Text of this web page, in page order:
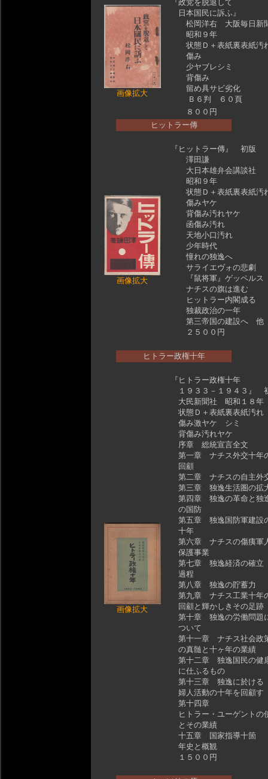
画像拡大
『政党を脱退して
日本国民に訴ふ』
松岡洋右 大阪毎日新
昭和９年
状態Ｄ＋表紙裏表紙汚
傷み
少ヤブレシミ
背傷み
留め具サビ劣化
Ｂ６判 ６０頁
８００円
ヒットラー傳
画像拡大
『ヒットラー傳』 初版
澤田謙
大日本雄弁会講談社
昭和９年
状態Ｄ＋表紙裏表紙汚
傷みヤケ
背傷み汚れヤケ
函傷み汚れ
天地小口汚れ
少年時代
憧れの独逸へ
サライエヴォの悲劇
『鼠将軍』ゲッペルス
ナチスの旗は進む
ヒットラー内閣成る
独裁政治の一年
第三帝国の建設へ 他
２５００円
ヒトラー政権十年
画像拡大
『ヒトラー政権十年
１９３３－１９４３』
大民新聞社 昭和１８年
状態Ｄ＋表紙裏表紙汚れ
傷み激ヤケ シミ
背傷み汚れヤケ
序章 総統宣言全文
第一章 ナチス外交十年
回顧
第二章 ナチスの自主外
第三章 独逸生活圏の拡
第四章 独逸の革命と独
の国防
第五章 独逸国防軍建設
十年
第六章 ナチスの傷痍軍
保護事業
第七章 独逸経済の確立
過程
第八章 独逸の貯蓄力
第九章 ナチス工業十年
回顧と輝かしきその足跡
第十章 独逸の労働問題
ついて
第十一章 ナチス社会政
の真髄と十ヶ年の業績
第十二章 独逸国民の健
に仕ふるもの
第十三章 独逸に於ける
婦人活動の十年を回顧す
第十四章
ヒトラー・ユーゲントの
とその業績
十五章 国家指導十箇
年史と概観
１５００円